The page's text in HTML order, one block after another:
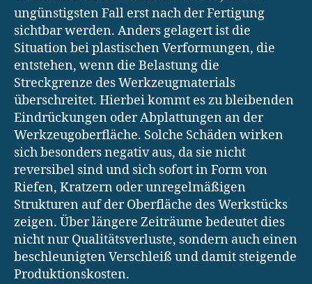
ungünstigsten Fall erst nach der Fertigung
sichtbar werden. Anders gelagert ist die
Situation bei plastischen Verformungen, die
entstehen, wenn die Belastung die
Streckgrenze des Werkzeugmaterials
überschreitet. Hierbei kommt es zu bleibenden
Eindrückungen oder Abplattungen an der
Werkzeugoberfläche. Solche Schäden wirken
sich besonders negativ aus, da sie nicht
reversibel sind und sich sofort in Form von
Riefen, Kratzern oder unregelmäßigen
Strukturen auf der Oberfläche des Werkstücks
zeigen. Über längere Zeiträume bedeutet dies
nicht nur Qualitätsverluste, sondern auch einen
beschleunigten Verschleiß und damit steigende
Produktionskosten.